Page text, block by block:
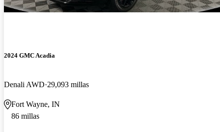
2024 GMC Acadia
Denali AWD 29,093 millas
Fort Wayne, IN
86 millas